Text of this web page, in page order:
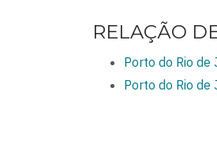
RELAÇÃO
Porto do Rio de
Porto do Rio de